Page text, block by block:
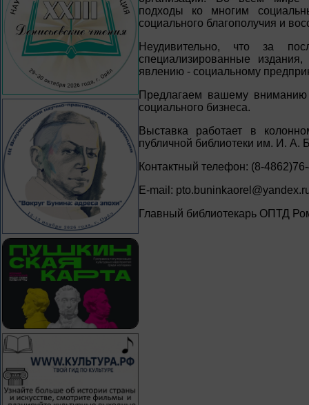
подходы ко многим
социального благополучия и
Неудивительно, что за
специализированные
явлению - социальному
Предлагаем вашему вниманию
социального бизнеса.
Выставка работает в
публичной библиотеки им. И. А.
Контактный телефон: (8-
E-mail:
Главный библиотекарь ОПТД